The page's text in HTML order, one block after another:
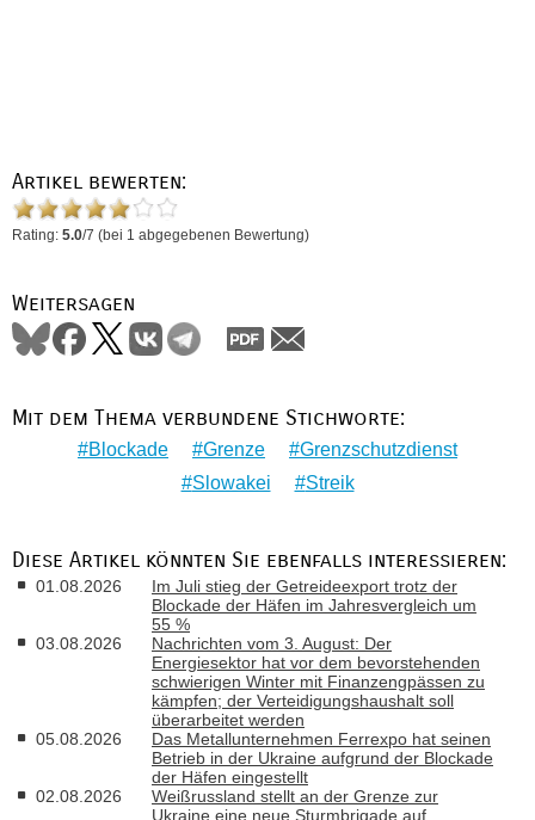
Artikel bewerten:
Rating: 5.0/7 (bei 1 abgegebenen Bewertung)
Weitersagen
Mit dem Thema verbundene Stichworte:
Blockade Grenze
Grenzschutzdienst
Slowakei
Streik
Diese Artikel könnten Sie ebenfalls interessieren:
01.08.2026
Im Juli stieg der Getreideexport trotz der
Blockade der Häfen im Jahresvergleich um
55 %
03.08.2026
Nachrichten vom 3. August: Der
Energiesektor hat vor dem bevorstehenden
schwierigen Winter mit Finanzengpässen zu
kämpfen; der Verteidigungshaushalt soll
überarbeitet werden
05.08.2026
Das Metallunternehmen Ferrexpo hat seinen
Betrieb in der Ukraine aufgrund der Blockade
der Häfen eingestellt
02.08.2026
Weißrussland stellt an der Grenze zur
Ukraine eine neue Sturmbrigade auf